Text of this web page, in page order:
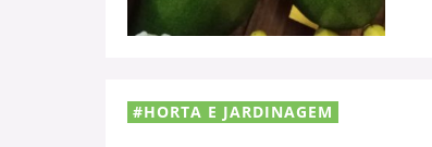
HORTA E JARDINAGEM